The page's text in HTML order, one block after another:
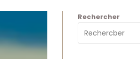
SEARCH
Rechercher